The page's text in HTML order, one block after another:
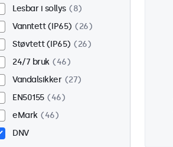
Lesbar i sollys
8
Vanntett (IP65)
26
Støvtett (IP65)
26
24/7 bruk
46
Vandalsikker
27
EN50155
46
eMark
46
DNV